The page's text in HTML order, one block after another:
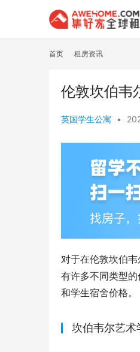
首页 租房资讯
伦敦坎伯韦
英国学生公寓 •
对于在伦敦坎伯
有许多不同类型
和学生宿舍价格。
坎伯韦尔艺术